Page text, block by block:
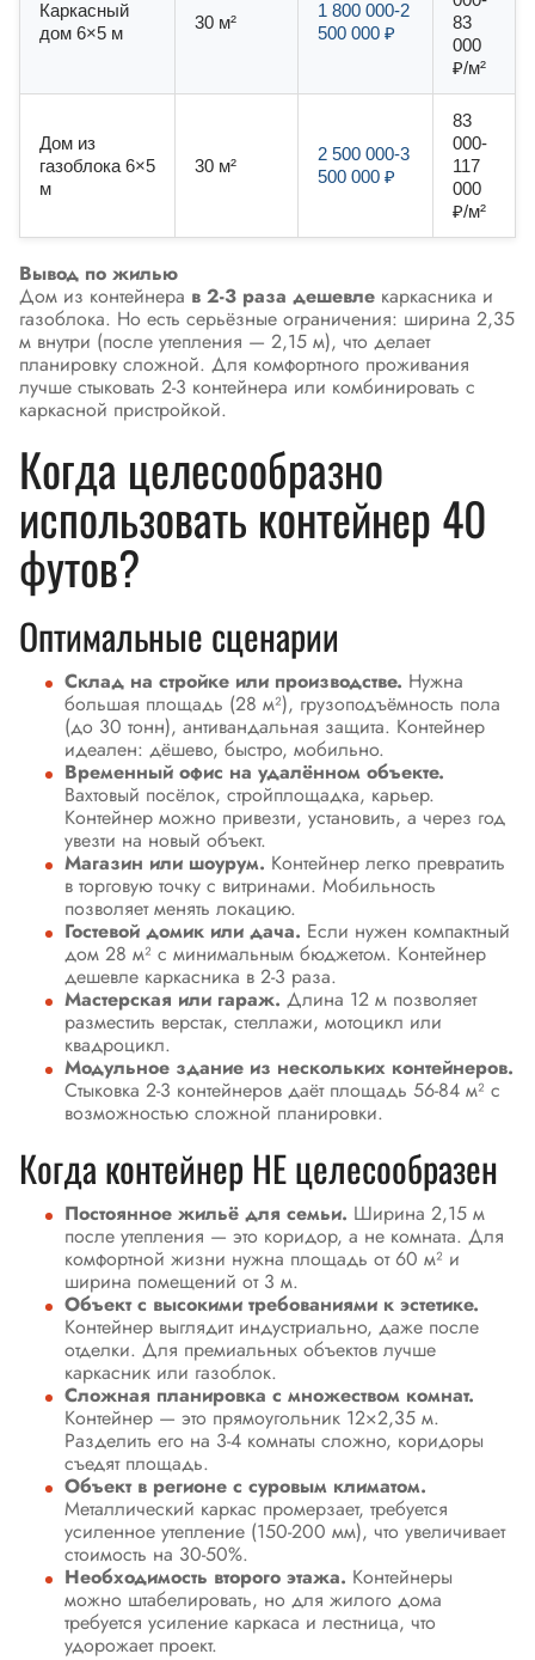
Каркасный
дом 6×5 м
30 м²
1 800 000-2
500 000 ₽
83
000
₽/м²
Дом из
газоблока 6×5
м
30 м²
2 500 000-3
500 000 ₽
83
000-
117
000
₽/м²
Вывод по жилью
Дом из контейнера в 2-3 раза дешевле каркасника и
газоблока. Но есть серьёзные ограничения: ширина 2,35
м внутри (после утепления — 2,15 м), что делает
планировку сложной. Для комфортного проживания
лучше стыковать 2-3 контейнера или комбинировать с
каркасной пристройкой.
Когда целесообразно
использовать контейнер 40
футов?
Оптимальные сценарии
Склад на стройке или производстве. Нужна
большая площадь (28 м²), грузоподъёмность пола
(до 30 тонн), антивандальная защита. Контейнер
идеален: дёшево, быстро, мобильно.
Временный офис на удалённом объекте.
Вахтовый посёлок, стройплощадка, карьер.
Контейнер можно привезти, установить, а через год
увезти на новый объект.
Магазин или шоурум. Контейнер легко превратить
в торговую точку с витринами. Мобильность
позволяет менять локацию.
Гостевой домик или дача. Если нужен компактный
дом 28 м² с минимальным бюджетом. Контейнер
дешевле каркасника в 2-3 раза.
Мастерская или гараж. Длина 12 м позволяет
разместить верстак, стеллажи, мотоцикл или
квадроцикл.
Модульное здание из нескольких контейнеров.
Стыковка 2-3 контейнеров даёт площадь 56-84 м² с
возможностью сложной планировки.
Когда контейнер НЕ целесообразен
Постоянное жильё для семьи. Ширина 2,15 м
после утепления — это коридор, а не комната. Для
комфортной жизни нужна площадь от 60 м² и
ширина помещений от 3 м.
Объект с высокими требованиями к эстетике.
Контейнер выглядит индустриально, даже после
отделки. Для премиальных объектов лучше
каркасник или газоблок.
Сложная планировка с множеством комнат.
Контейнер — это прямоугольник 12×2,35 м.
Разделить его на 3-4 комнаты сложно, коридоры
съедят площадь.
Объект в регионе с суровым климатом.
Металлический каркас промерзает, требуется
усиленное утепление (150-200 мм), что увеличивает
стоимость на 30-50%.
Необходимость второго этажа. Контейнеры
можно штабелировать, но для жилого дома
требуется усиление каркаса и лестница, что
удорожает проект.